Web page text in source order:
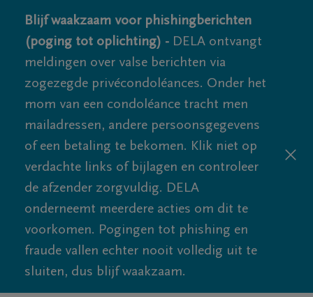
Blijf waakzaam voor phishingberichten
(poging tot oplichting) - DELA ontvangt
meldingen over valse berichten via
zogezegde privécondoléances. Onder het
mom van een condoléance tracht men
mailadressen, andere persoonsgegevens
of een betaling te bekomen. Klik niet op
verdachte links of bijlagen en controleer
de afzender zorgvuldig. DELA
onderneemt meerdere acties om dit te
voorkomen. Pogingen tot phishing en
fraude vallen echter nooit volledig uit te
sluiten, dus blijf waakzaam.